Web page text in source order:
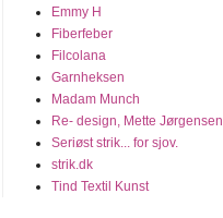
Emmy H
Fiberfeber
Filcolana
Garnheksen
Madam Munch
Re- design, Mette Jørgensen
Seriøst strik... for sjov.
strik.dk
Tind Textil Kunst